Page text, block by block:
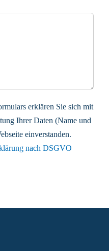
erklären Sie sich mit
Ihrer Daten (Name und
einverstanden.
nach DSGVO